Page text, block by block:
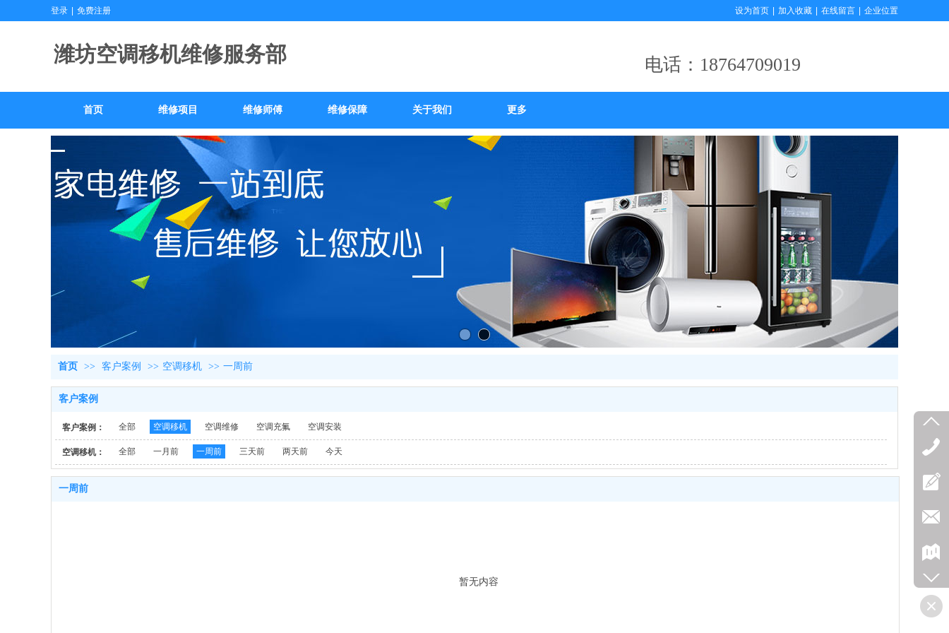
潍坊空调移机维修服务部 电话：18764709019
登录 免费注册 设为首页 加入收藏 在线留言 企业位置
首页 维修项目 维修师傅 维修保障 关于我们 更多
首页 >> 客户案例 >> 空调移机 >> 一周前
客户案例
客户案例： 全部 空调移机 空调维修 空调充氟 空调安装
空调移机： 全部 一月前 一周前 三天前 两天前 今天
一周前
暂无内容